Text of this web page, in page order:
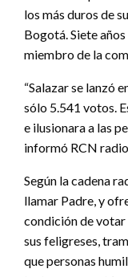
los más duros de
Bogotá. Siete
miembro de la
“Salazar se lanzó
sólo 5.541 votos.
e ilusionara a las
informó RCN
Según la cadena
llamar Padre, y
condición de votar
sus feligreses,
que personas